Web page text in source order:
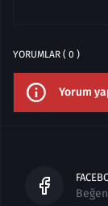
YORUMLAR ( 0 )
Yorum
Beğen